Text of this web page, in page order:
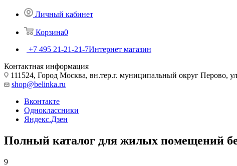
Личный кабинет
Корзина0
+7 495 21-21-21-7Интернет магазин
Контактная информация
111524, Город Москва, вн.тер.г. муниципальный округ Перово,
shop@belinka.ru
Вконтакте
Одноклассники
Яндекс.Дзен
Полный каталог для жилых помещений
9